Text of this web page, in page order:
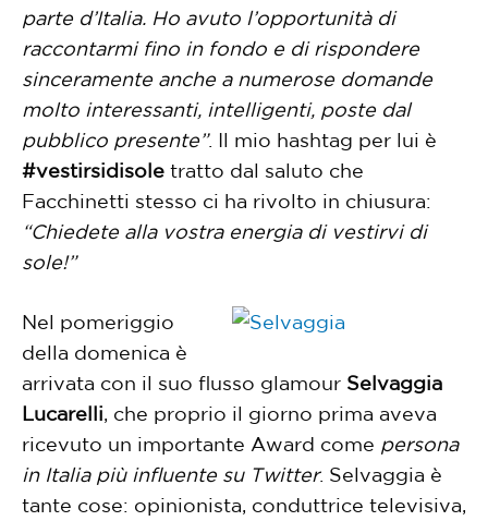
parte d’Italia. Ho avuto l’opportunità di
raccontarmi fino in fondo e di rispondere
sinceramente anche a numerose domande
molto interessanti, intelligenti, poste dal
pubblico presente”. Il mio hashtag per lui è
#vestirsidisole tratto dal saluto che
Facchinetti stesso ci ha rivolto in chiusura:
“Chiedete alla vostra energia di vestirvi di
sole!”
Nel pomeriggio
della domenica è
arrivata con il suo flusso glamour Selvaggia
Lucarelli, che proprio il giorno prima aveva
ricevuto un importante Award come persona
in Italia più influente su Twitter. Selvaggia è
tante cose: opinionista, conduttrice televisiva,